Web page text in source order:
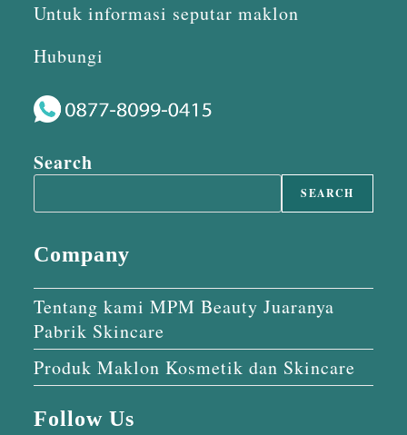
Untuk informasi seputar maklon
Hubungi
Search
SEARCH
Company
Tentang kami MPM Beauty Juaranya
Pabrik Skincare
Produk Maklon Kosmetik dan Skincare
Follow Us